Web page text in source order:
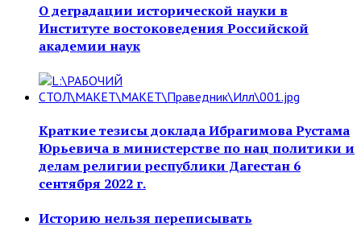
О деградации исторической науки в
Институте востоковедения Российской
академии наук
Краткие тезисы доклада Ибрагимова Рустама
Юрьевича в министерстве по нац политики и
делам религии республики Дагестан 6
сентября 2022 г.
Историю нельзя переписывать